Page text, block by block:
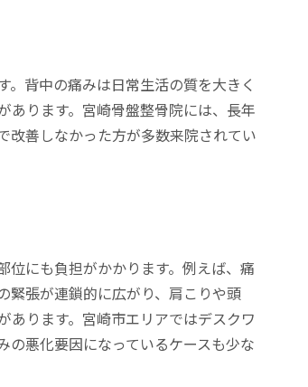
。背中の痛みは日常生活の質を大きく
あります。宮崎骨盤整骨院には、長年
改善しなかった方が多数来院されてい
位にも負担がかかります。例えば、痛
緊張が連鎖的に広がり、肩こりや頭
あります。宮崎市エリアではデスクワ
の悪化要因になっているケースも少な